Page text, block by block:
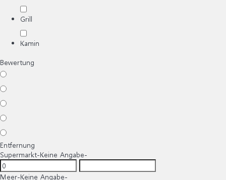
Grill
Kamin
Bewertung
Entfernung
Supermarkt-Keine Angabe-
Meer-Keine Angabe-